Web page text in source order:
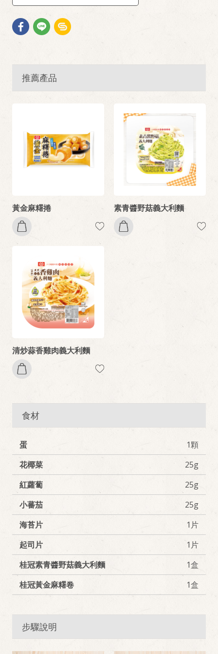
推薦產品
黃金麻糬捲 素青醬野菇義大利麵
清炒蒜香雞肉義大利麵
食材
蛋
1顆
花椰菜
25g
紅蘿蔔
25g
小蕃茄
25g
海苔片
1片
起司片
1片
桂冠素青醬野菇義大利麵
1盒
桂冠黃金麻糬卷
1盒
步驟說明